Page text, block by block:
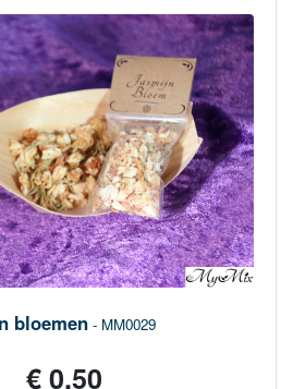
bloemen - MM0029
€ 0,50